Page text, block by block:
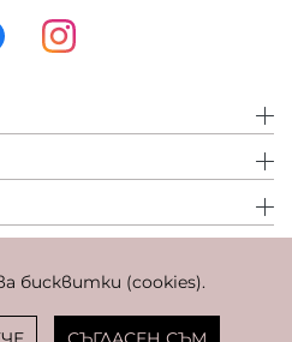
бисквитки (cookies).
1 EUR = 1,95583 BGN